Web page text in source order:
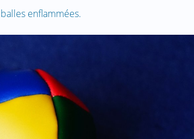
enflammées.